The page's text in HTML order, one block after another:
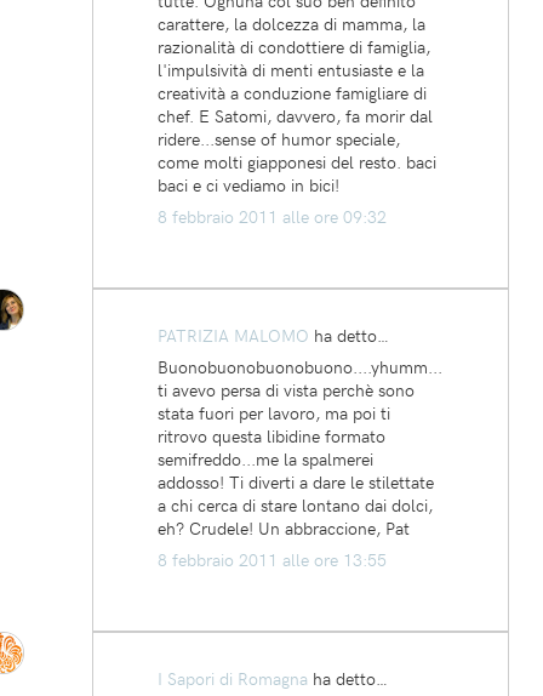
carattere, la dolcezza di mamma, la
razionalità di condottiere di famiglia,
l'impulsività di menti entusiaste e la
creatività a conduzione famigliare di
chef. E Satomi, davvero, fa morir dal
ridere...sense of humor speciale,
come molti giapponesi del resto. baci
baci e ci vediamo in bici!
8 febbraio 2011 alle ore 09:32
PATRIZIA MALOMO ha detto…
Buonobuonobuonobuono....yhumm...
ti avevo persa di vista perchè sono
stata fuori per lavoro, ma poi ti
ritrovo questa libidine formato
semifreddo...me la spalmerei
addosso! Ti diverti a dare le stilettate
a chi cerca di stare lontano dai dolci,
eh? Crudele! Un abbraccione, Pat
8 febbraio 2011 alle ore 13:55
I Sapori di Romagna ha detto…